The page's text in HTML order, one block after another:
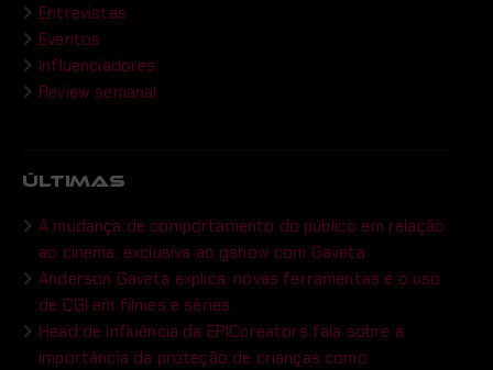
Entrevistas
Eventos
Influenciadores
Review semanal
ÚLTIMAS
A mudança de comportamento do público em relação
ao cinema, exclusiva ao gshow com Gaveta
Anderson Gaveta explica: novas ferramentas e o uso
de CGI em filmes e séries.
Head de Influência da EPICcreators fala sobre a
importância da proteção de crianças como